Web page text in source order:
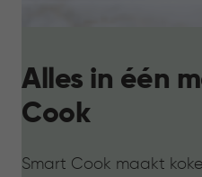
Alles in één
Cook
Smart Cook maakt